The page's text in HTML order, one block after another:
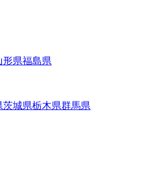
形県福島県
茨城県栃木県群馬県